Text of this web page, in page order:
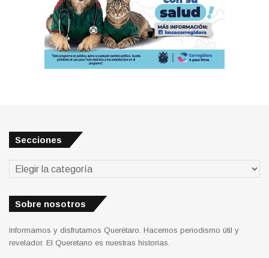
Secciones
Secciones
Sobre nosotros
Informamos y disfrutamos Querétaro. Hacemos periodismo útil y
revelador. El Queretano es nuestras historias.